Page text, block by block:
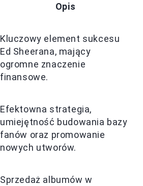
Opis
Kluczowy element sukcesu
Ed Sheerana, mający
ogromne znaczenie
finansowe.
Efektowna strategia,
umiejętność budowania bazy
fanów oraz promowanie
nowych utworów.
Sprzedaż albumów w